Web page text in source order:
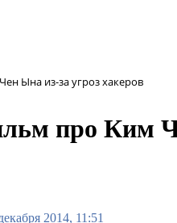
Ына из-за угроз хакеров
про Ким
2014, 11:51